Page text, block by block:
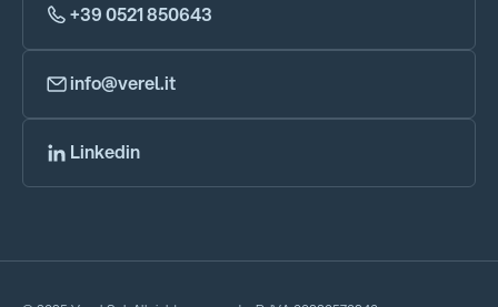
+39 0521 850643
info@verel.it
Linkedin